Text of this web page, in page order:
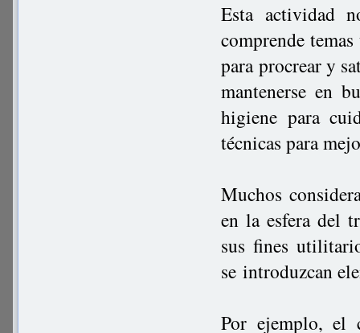
Esta actividad
comprende
para procrear y
mantenerse en
higiene para
técnicas para
Muchos
en la esfera del
sus fines
se introduzcan
Por ejemplo, el